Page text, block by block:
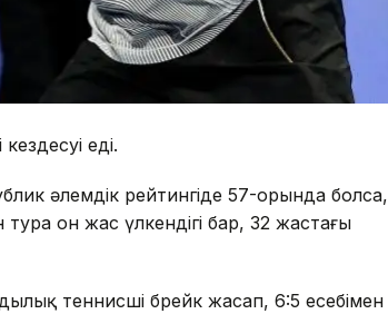
еді.
әлемдік рейтингіде 57-орында болса,
он жас үлкендігі бар, 32 жастағы
теннисші брейк жасап, 6:5 есебімен